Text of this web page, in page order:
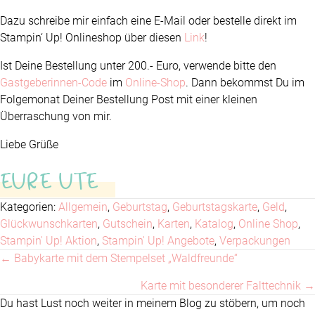
Dazu schreibe mir einfach eine E-Mail oder bestelle direkt im
Stampin‘ Up! Onlineshop über diesen Link!
Ist Deine Bestellung unter 200.- Euro, verwende bitte den
Gastgeberinnen-Code im Online-Shop. Dann bekommst Du im
Folgemonat Deiner Bestellung Post mit einer kleinen
Überraschung von mir.
Liebe Grüße
EURE UTE
Kategorien: Allgemein, Geburtstag, Geburtstagskarte, Geld,
Glückwunschkarten, Gutschein, Karten, Katalog, Online Shop,
Stampin' Up! Aktion, Stampin' Up! Angebote, Verpackungen
Posts
navigation
← Babykarte mit dem Stempelset „Waldfreunde“
Karte mit besonderer Falttechnik →
Du hast Lust noch weiter in meinem Blog zu stöbern, um noch